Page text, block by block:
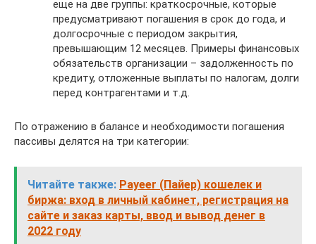
еще на две группы: краткосрочные, которые
предусматривают погашения в срок до года, и
долгосрочные с периодом закрытия,
превышающим 12 месяцев. Примеры финансовых
обязательств организации – задолженность по
кредиту, отложенные выплаты по налогам, долги
перед контрагентами и т.д.
По отражению в балансе и необходимости погашения
пассивы делятся на три категории:
Читайте также: Payeer (Пайер) кошелек и
биржа: вход в личный кабинет, регистрация на
сайте и заказ карты, ввод и вывод денег в
2022 году